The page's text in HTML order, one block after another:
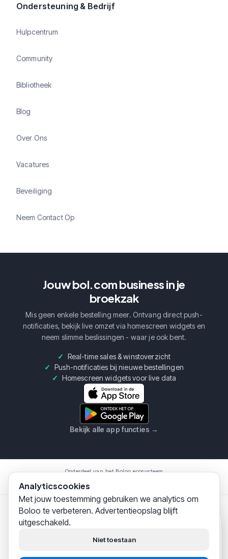
Ondersteuning & Bedrijf
Hulpcentrum
Community
Bibliotheek
Blog
Over Ons
Vacatures
Beveiliging
Neem Contact Op
Jouw bol.com business in je
broekzak
Mis geen enkele bestelling meer. Ontvang direct push-
notificaties, bekijk live omzet via homescreen widgets en
neem slimme beslissingen - waar je ook bent.
Real-time sales & winstoverzicht
Push-notificaties bij nieuwe bestellingen
Homescreen widgets voor live data
Bekijk alle app functies →
Onderdeel van het Boloo ecosysteem
Boloo B.V. · KvK75993228 · Prins Willem Alexanderlaan
bol.com-verkopers
Analyticscookies
Met jouw toestemming gebruiken we analytics om
Boloo te verbeteren. Advertentieopslag blijft
uitgeschakeld.
Niet toestaan